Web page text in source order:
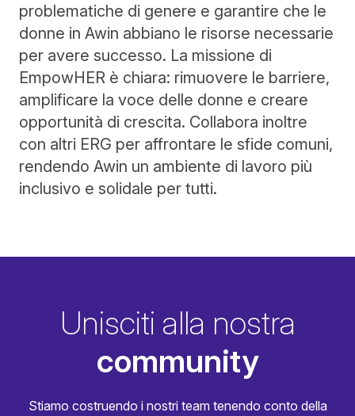
problematiche di genere e garantire che le
donne in Awin abbiano le risorse necessarie
per avere successo. La missione di
EmpowHER è chiara: rimuovere le barriere,
amplificare la voce delle donne e creare
opportunità di crescita. Collabora inoltre
con altri ERG per affrontare le sfide comuni,
rendendo Awin un ambiente di lavoro più
inclusivo e solidale per tutti.
Unisciti alla nostra
community
Stiamo costruendo i nostri team tenendo conto della